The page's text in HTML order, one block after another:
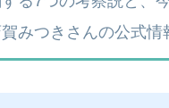
みつきさんの公式